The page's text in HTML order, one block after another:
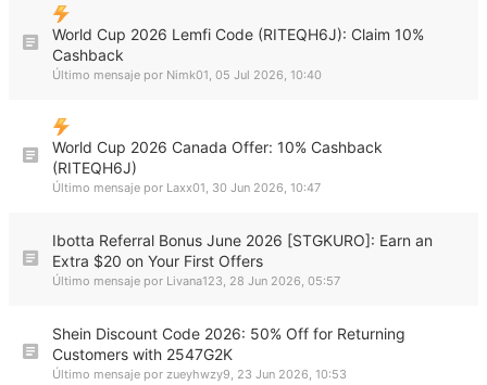
World Cup 2026 Lemfi Code (RITEQH6J): Claim 10%
Cashback
Último mensaje por Nimk01, 05 Jul 2026, 10:40
World Cup 2026 Canada Offer: 10% Cashback
(RITEQH6J)
Último mensaje por Laxx01, 30 Jun 2026, 10:47
Ibotta Referral Bonus June 2026 [STGKURO]: Earn an
Extra $20 on Your First Offers
Último mensaje por Livana123, 28 Jun 2026, 05:57
Shein Discount Code 2026: 50% Off for Returning
Customers with 2547G2K
Último mensaje por zueyhwzy9, 23 Jun 2026, 10:53